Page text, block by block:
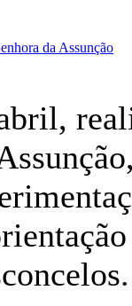
da Assunção